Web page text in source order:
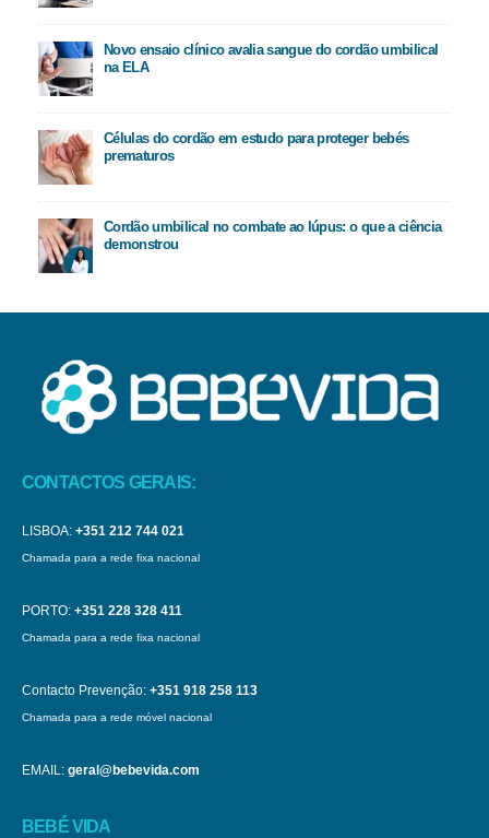
Novo ensaio clínico avalia sangue do cordão umbilical
na ELA
Células do cordão em estudo para proteger bebés
prematuros
Cordão umbilical no combate ao lúpus: o que a ciência
demonstrou
CONTACTOS GERAIS:
LISBOA: +351 212 744 021
Chamada para a rede fixa nacional
PORTO: +351 228 328 411
Chamada para a rede fixa nacional
Contacto Prevenção: +351 918 258 113
Chamada para a rede móvel nacional
EMAIL: geral@bebevida.com
BEBÉ VIDA